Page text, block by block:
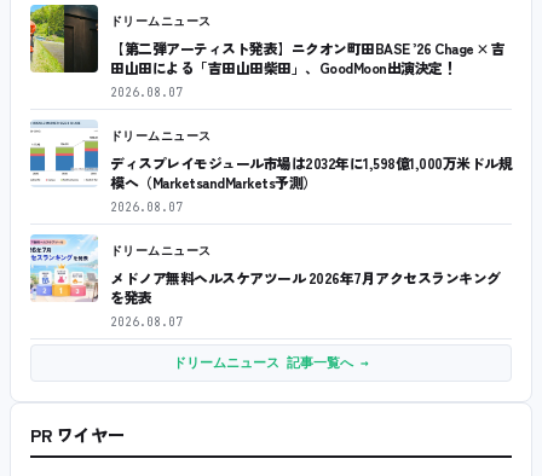
ドリームニュース
【第二弾アーティスト発表】ニクオン町田BASE ’26 Chage × 吉
田山田による「吉田山田柴田」、GoodMoon出演決定！
2026.08.07
ドリームニュース
ディスプレイモジュール市場は2032年に1,598億1,000万米ドル規
模へ（MarketsandMarkets予測）
2026.08.07
ドリームニュース
メドノア無料ヘルスケアツール 2026年7月アクセスランキング
を発表
2026.08.07
ドリームニュース 記事一覧へ →
PR ワイヤー